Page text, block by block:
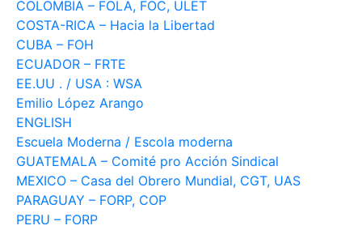
COLOMBIA – FOLA, FOC, ULET
COSTA-RICA – Hacia la Libertad
CUBA – FOH
ECUADOR – FRTE
EE.UU . / USA : WSA
Emilio López Arango
ENGLISH
Escuela Moderna / Escola moderna
GUATEMALA – Comité pro Acción Sindical
MEXICO – Casa del Obrero Mundial, CGT, UAS
PARAGUAY – FORP, COP
PERU – FORP